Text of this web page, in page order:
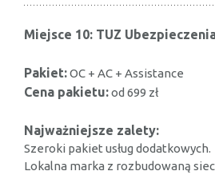
Miejsce 10: TUZ
Pakiet:OC + AC + Assistance
Cena pakietu:od 699 zł
Najważniejsze zalety:
Szeroki pakiet usług dodatkowych.
Lokalna marka z rozbudowaną